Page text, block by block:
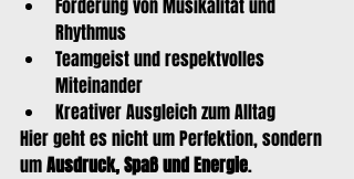
Förderung von Musikalität und
Rhythmus
Teamgeist und respektvolles
Miteinander
Kreativer Ausgleich zum Alltag
Hier geht es nicht um Perfektion, sondern
um Ausdruck, Spaß und Energie.